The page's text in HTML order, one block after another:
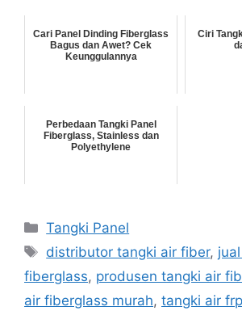
Cari Panel Dinding Fiberglass
Bagus dan Awet? Cek
Keunggulannya
Ciri
Perbedaan Tangki Panel
Fiberglass, Stainless dan
Polyethylene
Kategori
Tangki Panel
Tag
distributor tangki air fiber,
fiberglass, produsen tangki air
air fiberglass murah, tangki air frp